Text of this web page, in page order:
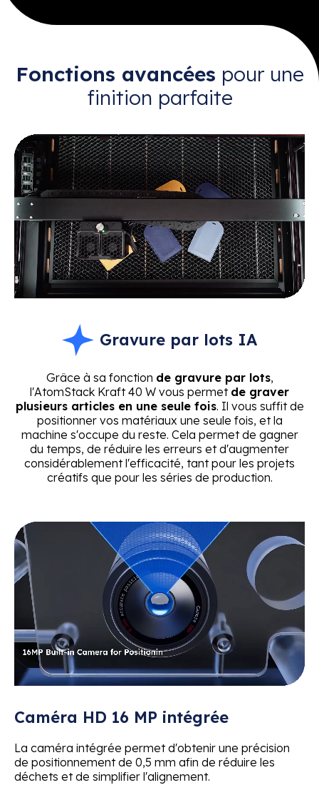
Fonctions avancées pour une
finition parfaite
Gravure par lots IA
Grâce à sa fonction de gravure par lots,
l'AtomStack Kraft 40 W vous permet de graver
plusieurs articles en une seule fois. Il vous suffit de
positionner vos matériaux une seule fois, et la
machine s'occupe du reste. Cela permet de gagner
du temps, de réduire les erreurs et d'augmenter
considérablement l'efficacité, tant pour les projets
créatifs que pour les séries de production.
Caméra HD 16 MP intégrée
La caméra intégrée permet d'obtenir une précision
de positionnement de 0,5 mm afin de réduire les
déchets et de simplifier l'alignement.